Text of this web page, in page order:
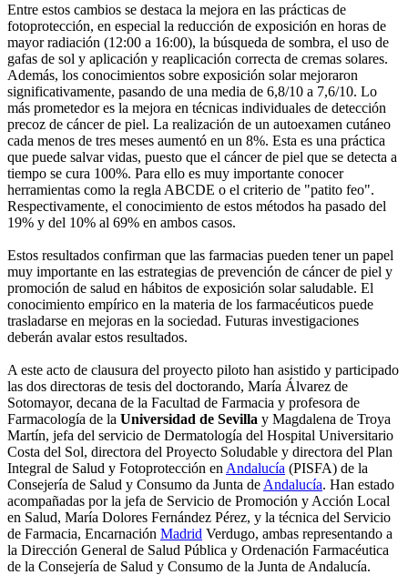
Entre estos cambios se destaca la mejora en las prácticas de
fotoprotección, en especial la reducción de exposición en horas de
mayor radiación (12:00 a 16:00), la búsqueda de sombra, el uso de
gafas de sol y aplicación y reaplicación correcta de cremas solares.
Además, los conocimientos sobre exposición solar mejoraron
significativamente, pasando de una media de 6,8/10 a 7,6/10. Lo
más prometedor es la mejora en técnicas individuales de detección
precoz de cáncer de piel. La realización de un autoexamen cutáneo
cada menos de tres meses aumentó en un 8%. Esta es una práctica
que puede salvar vidas, puesto que el cáncer de piel que se detecta a
tiempo se cura 100%. Para ello es muy importante conocer
herramientas como la regla ABCDE o el criterio de "patito feo".
Respectivamente, el conocimiento de estos métodos ha pasado del
19% y del 10% al 69% en ambos casos.
Estos resultados confirman que las farmacias pueden tener un papel
muy importante en las estrategias de prevención de cáncer de piel y
promoción de salud en hábitos de exposición solar saludable. El
conocimiento empírico en la materia de los farmacéuticos puede
trasladarse en mejoras en la sociedad. Futuras investigaciones
deberán avalar estos resultados.
A este acto de clausura del proyecto piloto han asistido y participado
las dos directoras de tesis del doctorando, María Álvarez de
Sotomayor, decana de la Facultad de Farmacia y profesora de
Farmacología de la Universidad de Sevilla y Magdalena de Troya
Martín, jefa del servicio de Dermatología del Hospital Universitario
Costa del Sol, directora del Proyecto Soludable y directora del Plan
Integral de Salud y Fotoprotección en Andalucía (PISFA) de la
Consejería de Salud y Consumo da Junta de Andalucía. Han estado
acompañadas por la jefa de Servicio de Promoción y Acción Local
en Salud, María Dolores Fernández Pérez, y la técnica del Servicio
de Farmacia, Encarnación Madrid Verdugo, ambas representando a
la Dirección General de Salud Pública y Ordenación Farmacéutica
de la Consejería de Salud y Consumo de la Junta de Andalucía.